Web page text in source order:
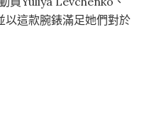
這款腕錶滿足她們對於